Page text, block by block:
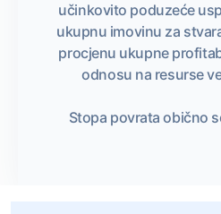
učinkovito poduzeće
ukupnu imovinu za
procjenu ukupne
odnosu na resurse
Stopa povrata obično